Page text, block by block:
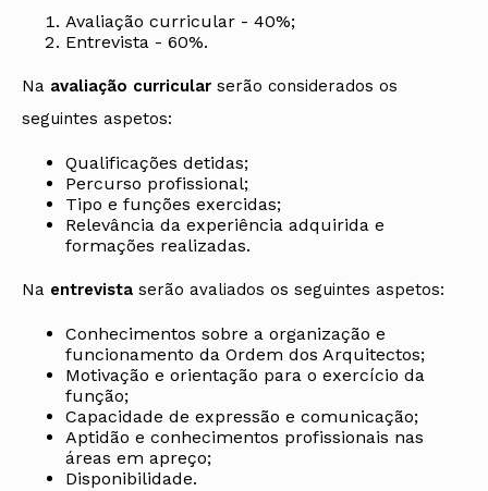
Avaliação curricular - 40%;
Entrevista - 60%.
Na avaliação curricular serão considerados os
seguintes aspetos:
Qualificações detidas;
Percurso profissional;
Tipo e funções exercidas;
Relevância da experiência adquirida e
formações realizadas.
Na entrevista serão avaliados os seguintes aspetos:
Conhecimentos sobre a organização e
funcionamento da Ordem dos Arquitectos;
Motivação e orientação para o exercício da
função;
Capacidade de expressão e comunicação;
Aptidão e conhecimentos profissionais nas
áreas em apreço;
Disponibilidade.